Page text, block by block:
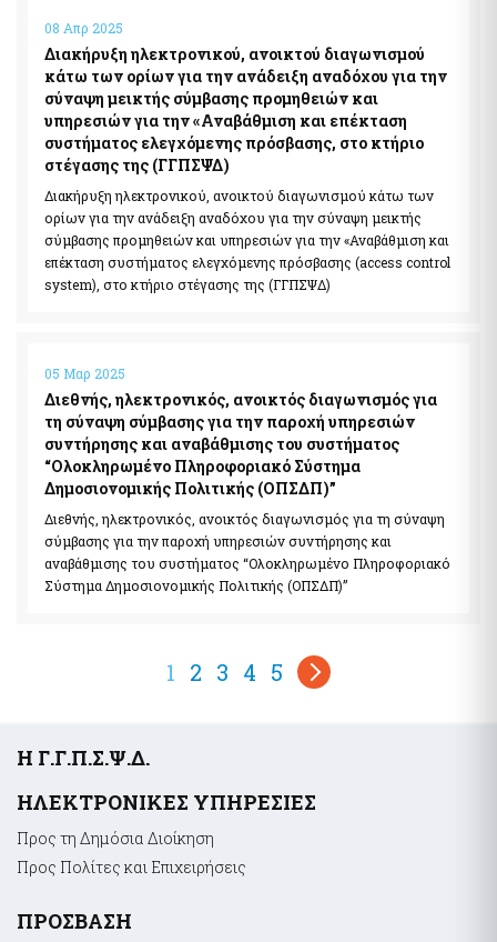
08 Απρ 2025
Διακήρυξη ηλεκτρονικού, ανοικτού διαγωνισμού
κάτω των ορίων για την ανάδειξη αναδόχου για την
σύναψη μεικτής σύμβασης προμηθειών και
υπηρεσιών για την «Αναβάθμιση και επέκταση
συστήματος ελεγχόμενης πρόσβασης, στο κτήριο
στέγασης της (ΓΓΠΣΨΔ)
Διακήρυξη ηλεκτρονικού, ανοικτού διαγωνισμού κάτω των
ορίων για την ανάδειξη αναδόχου για την σύναψη μεικτής
σύμβασης προμηθειών και υπηρεσιών για την «Αναβάθμιση και
επέκταση συστήματος ελεγχόμενης πρόσβασης (access control
system), στο κτήριο στέγασης της (ΓΓΠΣΨΔ)
05 Μαρ 2025
Διεθνής, ηλεκτρονικός, ανοικτός διαγωνισμός για
τη σύναψη σύμβασης για την παροχή υπηρεσιών
συντήρησης και αναβάθμισης του συστήματος
“Ολοκληρωμένο Πληροφοριακό Σύστημα
Δημοσιονομικής Πολιτικής (ΟΠΣΔΠ)”
Διεθνής, ηλεκτρονικός, ανοικτός διαγωνισμός για τη σύναψη
σύμβασης για την παροχή υπηρεσιών συντήρησης και
αναβάθμισης του συστήματος “Ολοκληρωμένο Πληροφοριακό
Σύστημα Δημοσιονομικής Πολιτικής (ΟΠΣΔΠ)”
Τρέχουσα
1 Page
2 Page
3 Page
4 Page
5
Υποσέλιδο
Η Γ.Γ.Π.Σ.Ψ.Δ.
ΗΛΕΚΤΡΟΝΙΚΕΣ ΥΠΗΡΕΣΙΕΣ
Προς τη Δημόσια Διοίκηση
Προς Πολίτες και Επιχειρήσεις
ΠΡΟΣΒΑΣΗ